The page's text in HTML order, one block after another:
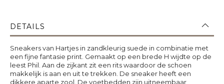
DETAILS
Sneakers van Hartjes in zandkleurig suede in combinatie met
een fijne fantasie print. Gemaakt op een brede H wijdte op de
leest Phil. Aan de zijkant zit een rits waardoor de schoen
makkelijk is aan en uit te trekken. De sneaker heeft een
dikkere aparte zool. De voetbedden zijn uitneembaar